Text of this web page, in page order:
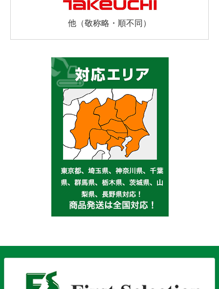
他（敬称略・順不同）